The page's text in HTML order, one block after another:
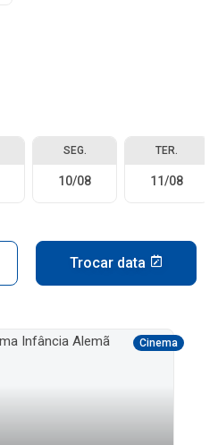
SEG.
10/08
TER.
11/08
Trocar data
Cinema